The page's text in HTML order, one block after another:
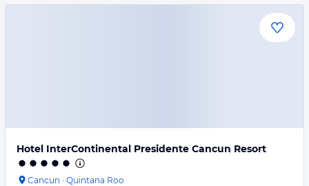
Hotel InterContinental Presidente Cancun Resort
Cancun · Quintana Roo